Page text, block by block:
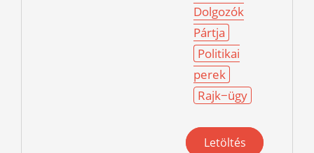
Dolgozók
Pártja
Politikai
perek
Rajk−ügy
Letöltés